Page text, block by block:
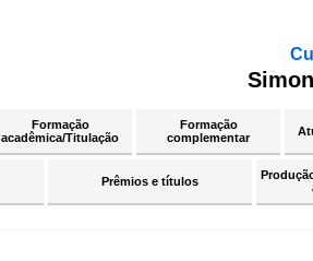
Formação
acadêmica/Titulação
Formação
complementar
Prêmios e títulos